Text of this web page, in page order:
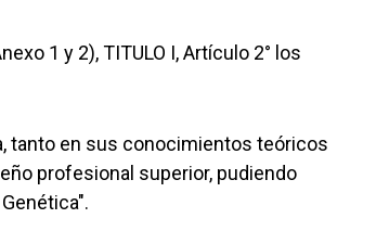
1 y 2), TITULO I, Artículo 2° los
tanto en sus conocimientos teóricos
profesional superior, pudiendo